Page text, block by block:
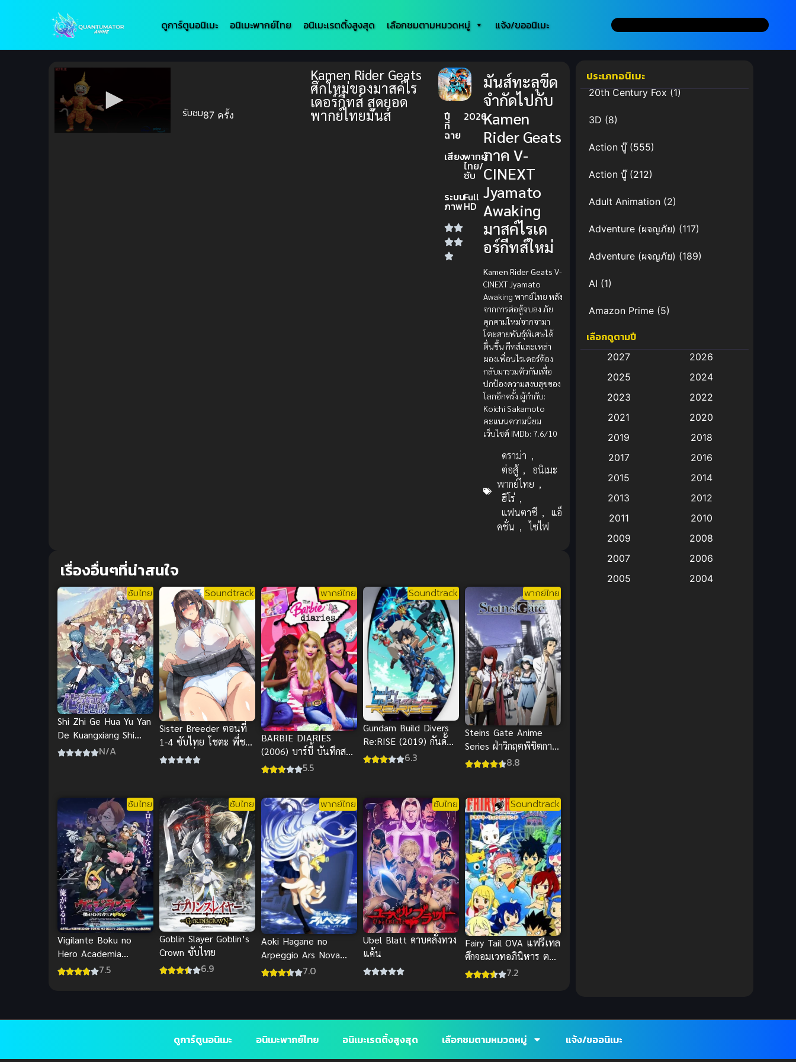
ดูการ์ตูนอนิเมะ อนิเมะพากย์ไทย อนิเมะเรตติ้งสูงสุด เลือกชมตามหมวดหมู่ แจ้ง/ขออนิเมะ
รับชม87 ครั้ง
Kamen Rider Geats
ศึกใหม่ของมาสค์ไร
เดอร์กีทส์ สุดยอด
พากย์ไทยมันส์ ปี
ที่
ฉาย
2026
เสียงพากย์
ไทย/
ซับ
ระบบ
ภาพ
Full
HD
มันส์ทะลุขีด
จำกัดไปกับ
Kamen
Rider Geats
ภาค V-
CINEXT
Jyamato
Awaking
มาสค์ไรเด
อร์กีทส์ใหม่
Kamen Rider Geats V-
CINEXT Jyamato
Awaking พากย์ไทย หลัง
จากการต่อสู้จบลง ภัย
คุกคามใหม่จากจามา
โตะสายพันธุ์พิเศษได้
ตื่นขึ้น กีทส์และเหล่า
ผองเพื่อนไรเดอร์ต้อง
กลับมารวมตัวกันเพื่อ
ปกป้องความสงบสุขของ
โลกอีกครั้ง ผู้กำกับ:
Koichi Sakamoto
คะแนนความนิยม
เว็บไซต์ IMDb: 7.6/10
ดราม่า ,
ต่อสู้ ,
อนิเมะ
พากย์ไทย ,
ฮีโร่ ,
แฟนตาซี ,
แอ็
คชั่น , ไซไฟ
เรื่องอื่นๆที่น่าสนใจ
ซับไทย
Shi Zhi Ge Hua Yu Yan
De Kuangxiang Shi
(Song of Time)
N/A
Soundtrack
Sister Breeder ตอนที่
1-4 ซับไทย โชตะ พี่ชาย
ต่างแม่ ชื่นชอบเรนะ
พากย์ไทย
BARBIE DIARIES
(2006) บาร์บี้ บันทึกสาว
วัยใส พากย์ไทย
5.5
Soundtrack
Gundam Build Divers
Re:RISE (2019) กันดั้มบิ
ลด์ไดเวอร์ รีไรซ์
6.3
พากย์ไทย
Steins Gate Anime
Series ฝ่าวิกฤตพิชิตกาล
เวลา พากย์ไทย ซับไทย
8.8
ซับไทย
Vigilante Boku no
Hero Academia
Illegals วิจิลันเต ซับไทย
7.5
ซับไทย
Goblin Slayer Goblin’s
Crown ซับไทย
6.9
พากย์ไทย
Aoki Hagane no
Arpeggio Ars Nova
สงครามเรือรบสยบโลก
7.0
ซับไทย
Ubel Blatt ดาบคลั่งทวง
แค้น
Soundtrack
Fairy Tail OVA แฟรี่เทล
ศึกจอมเวทอภินิหาร ตอน
พิเศษ
7.2
ประเภทอนิเมะ
20th Century Fox(1)
3D (8)
Action บู๊(555)
Action บู๊(212)
Adult Animation (2)
Adventure (ผจญภัย) (117)
Adventure (ผจญภัย) (189)
AI (1)
Amazon Prime (5)
Anal (ประตูหลัง)
Animation การ์ตูน
Animation อนิเมะ
Animation แอนิเมชัน (19)
anime(9)
Big tits (นมใหญ่)
Bitch (ผู้หญิงร่าน)
Dark Fantasy(25)
Dark Fantasy ดาร์กแฟนตาซี
เลือกดูตามปี
2027
2026
2025
2024
2023
2022
2021
2020
2019
2018
2017
2016
2015
2014
2013
2012
2011
2010
2009
2008
2007
2006
2005
2004
ดูการ์ตูนอนิเมะ อนิเมะพากย์ไทย อนิเมะเรตติ้งสูงสุด เลือกชมตามหมวดหมู่ แจ้ง/ขออนิเมะ